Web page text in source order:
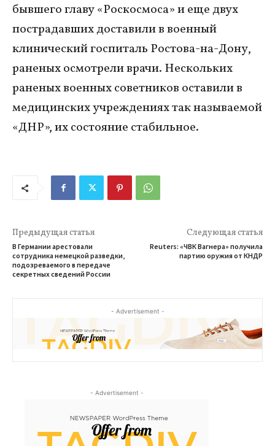
бывшего главу «Роскосмоса» и еще двух
пострадавших доставили в военный
клинический госпиталь Ростова-на-Дону,
раненых осмотрели врачи. Нескольких
раненых военных советников оставили в
медицинских учреждениях так называемой
«ДНР», их состояние стабильное.
Предыдущая статья
В Германии арестовали
сотрудника немецкой разведки,
подозреваемого в передаче
секретных сведений России
Следующая статья
Reuters: «ЧВК Вагнера» получила
партию оружия от КНДР
- Advertisement -
- Advertisement -